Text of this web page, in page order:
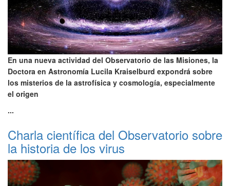
En una nueva actividad del Observatorio de las Misiones, la
Doctora en Astronomía Lucila Kraiselburd expondrá sobre
los misterios de la astrofísica y cosmología, especialmente
el origen
...
Charla científica del Observatorio sobre
la historia de los virus